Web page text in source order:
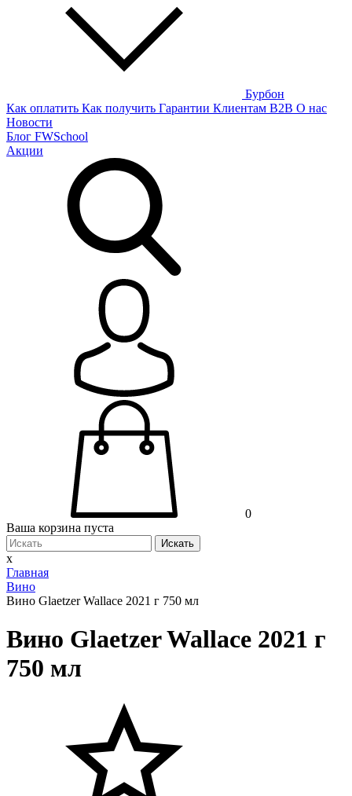
Бурбон
Как оплатить Как получить Гарантии Клиентам B2B О нас
Новости
Блог FWSchool
Акции
0
Ваша корзина пуста
Искать
x
Главная
Вино
Вино Glaetzer Wallace 2021 г 750 мл
Вино Glaetzer Wallace 2021 г
750 мл